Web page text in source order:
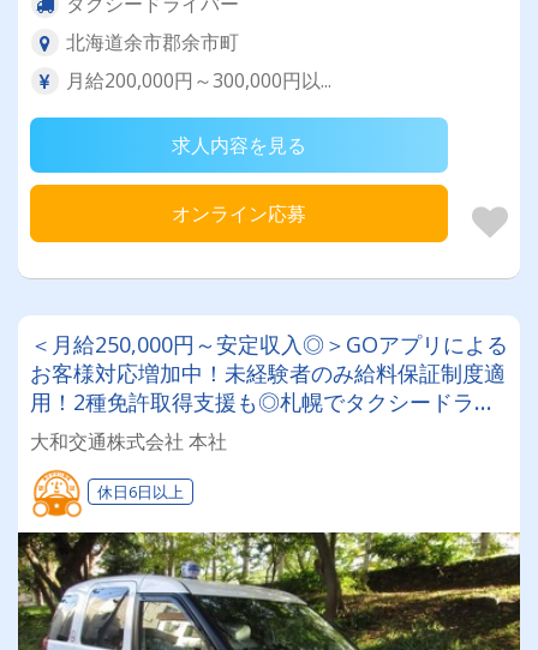
北海道余市郡余市町
月給200,000円～300,000円以...
求人内容を見る
オンライン応募
＜月給250,000円～安定収入◎＞GOアプリによる
お客様対応増加中！未経験者のみ給料保証制度適
用！2種免許取得支援も◎札幌でタクシードライ
バーデビュー目指しませんか？
大和交通株式会社 本社
休日6日以上